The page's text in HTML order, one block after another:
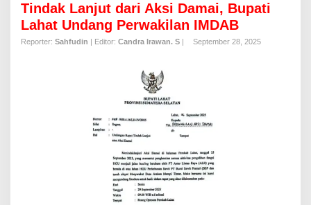
a
k
L
Tindak Lanjut dari Aksi Damai, Bupati
Lahat Undang Perwakilan IMDAB
Reporter: Sahfudin | Editor: Candra Irawan. S | September 28, 2025